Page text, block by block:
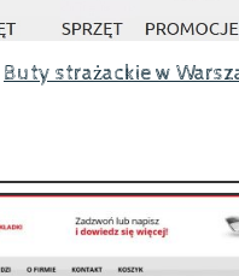
Buty strażackie w